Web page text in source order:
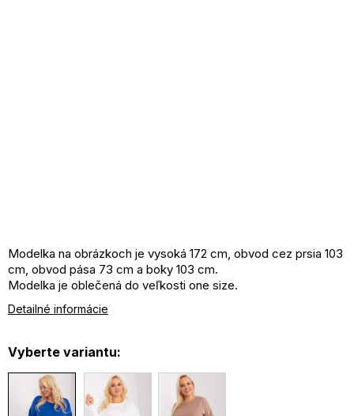
Modelka na obrázkoch je vysoká 172 cm, obvod cez prsia 103
cm, obvod pása 73 cm a boky 103 cm.
Modelka je oblečená do veľkosti one size.
Detailné informácie
Vyberte variantu: